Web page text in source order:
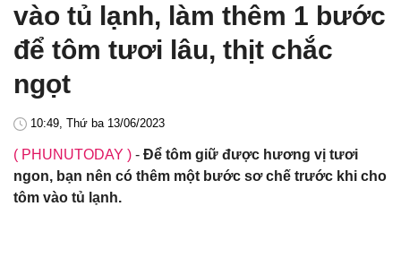
vào tủ lạnh, làm thêm 1 bước
để tôm tươi lâu, thịt chắc
ngọt
10:49, Thứ ba 13/06/2023
( PHUNUTODAY ) - Để tôm giữ được hương vị tươi
ngon, bạn nên có thêm một bước sơ chế trước khi cho
tôm vào tủ lạnh.